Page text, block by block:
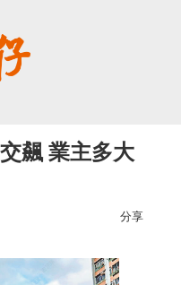
飆 業主多大
分享